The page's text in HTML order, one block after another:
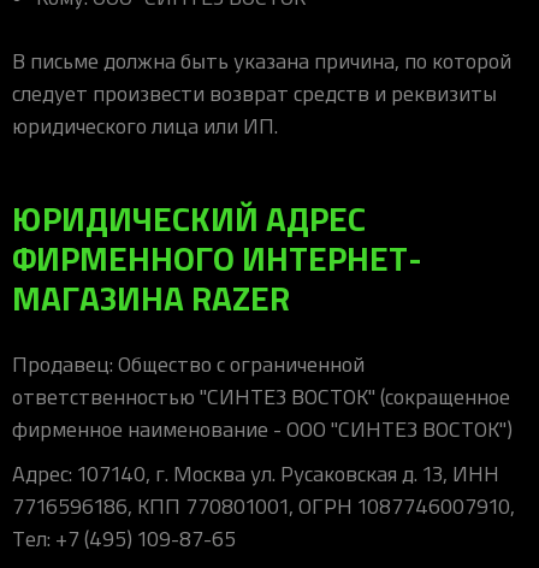
В письме должна быть указана причина, по которой
следует произвести возврат средств и реквизиты
юридического лица или ИП.
ЮРИДИЧЕСКИЙ АДРЕС
ФИРМЕННОГО ИНТЕРНЕТ-
МАГАЗИНА RAZER
Продавец: Общество с ограниченной
ответственностью "СИНТЕЗ ВОСТОК" (сокращенное
фирменное наименование - ООО "СИНТЕЗ ВОСТОК")
Адрес: 107140, г. Москва ул. Русаковская д. 13, ИНН
7716596186, КПП 770801001, ОГРН 1087746007910,
Тел: +7 (495) 109-87-65